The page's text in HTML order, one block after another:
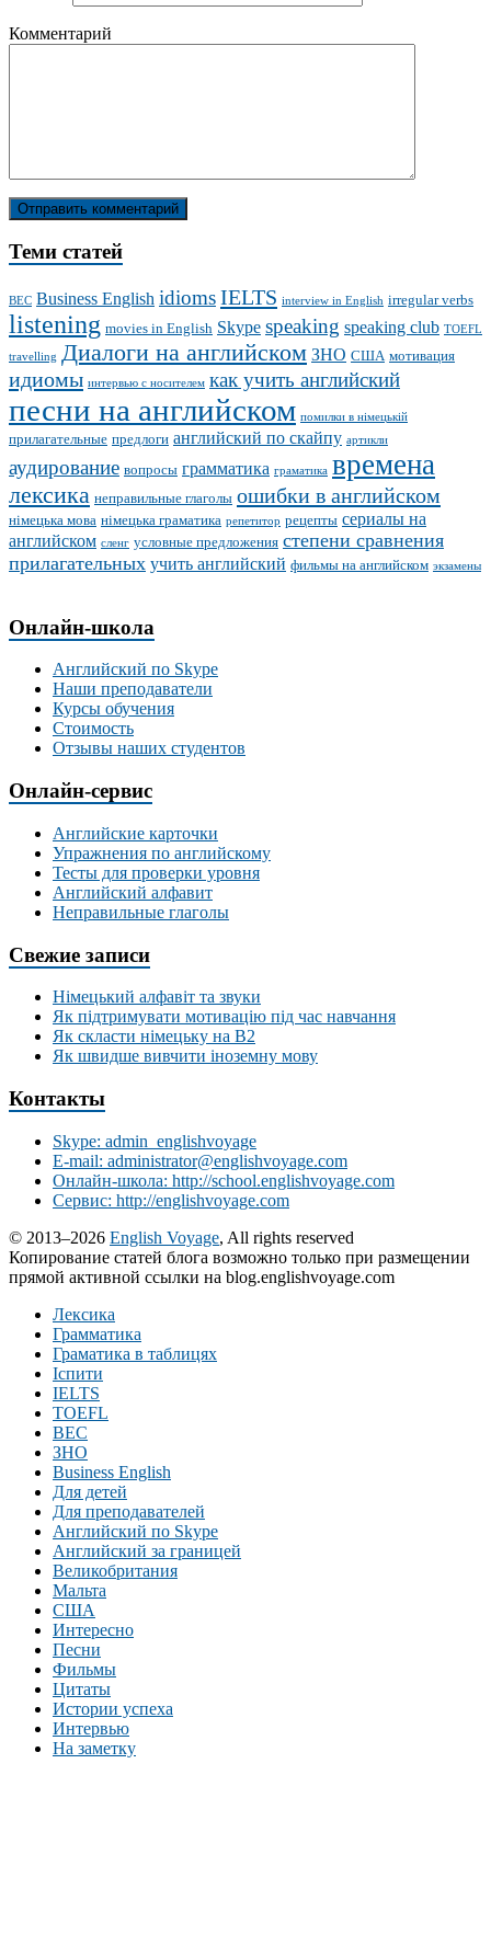
Комментарий
Теми статей
BEC Business English idiomsIELTS interview in English irregular verbs
listening movies in English Skype speaking speaking club TOEFL
travelling Диалоги на английском ЗНО США мотивация
идиомы интервью с носителем как учить английский
песни на английском помилки в німецькій
прилагательные предлоги английский по скайпу артикли
аудирование вопросы грамматика граматика времена
лексика неправильные глаголы ошибки в английском
німецька мова німецька граматика репетитор рецепты сериалы на
английском сленг условные предложения степени сравнения
прилагательных учить английский фильмы на английском экзамены
Онлайн-школа
Английский по Skype
Наши преподаватели
Курсы обучения
Стоимость
Отзывы наших студентов
Онлайн-сервис
Английские карточки
Упражнения по английскому
Тесты для проверки уровня
Английский алфавит
Неправильные глаголы
Свежие записи
Німецький алфавіт та звуки
Як підтримувати мотивацію під час навчання
Як скласти німецьку на В2
Як швидше вивчити іноземну мову
Контакты
Skype: admin_englishvoyage
E-mail: administrator@englishvoyage.com
Онлайн-школа: http://school.englishvoyage.com
Сервис: http://englishvoyage.com
© 2013–2026 English Voyage, All rights reserved
Копирование статей блога возможно только при размещении
прямой активной ссылки на blog.englishvoyage.com
Лексика
Грамматика
Граматика в таблицях
Іспити
IELTS
TOEFL
BEC
ЗНО
Business English
Для детей
Для преподавателей
Английский по Skype
Английский за границей
Великобритания
Мальта
США
Интересно
Песни
Фильмы
Цитаты
Истории успеха
Интервью
На заметку